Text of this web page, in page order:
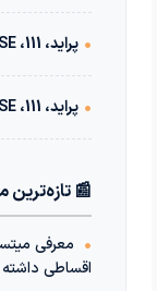
• پراید، 111، SE، مدل 1397
• پراید، 111، SE، مدل 1394
📰
•
اقساطی